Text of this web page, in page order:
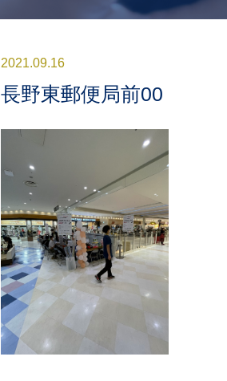
2021.09.16
長野東郵便局前00